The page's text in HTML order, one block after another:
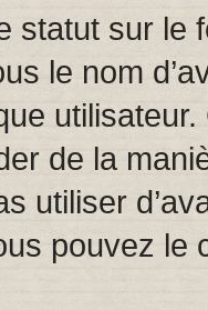
statut sur le
le nom
utilisateur.
de la
utiliser
pouvez